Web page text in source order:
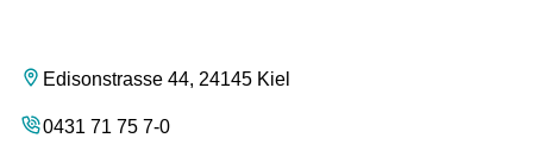
Edisonstrasse 44, 24145 Kiel
0431 71 75 7-0